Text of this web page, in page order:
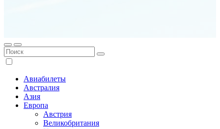
Авиабилеты
Австралия
Азия
Европа
Австрия
Великобритания